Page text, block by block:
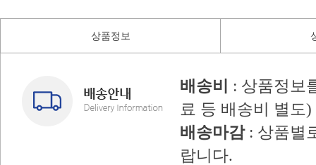
상품정보
배송비
: 상품정보
료 등 배송비 별도)
배송마감: 상품별
랍니다.